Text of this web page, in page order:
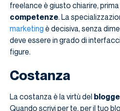
freelance è giusto chiarire, prima
competenze. La
marketing è decisiva, senza
deve essere in grado di
figure.
Costanza
La costanza è la virtù del
Quando scrivi per te, per il tuo